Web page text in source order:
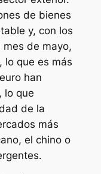
de bienes
y, con los
de mayo,
lo que es más
han
lo que
de la
más
el chino o